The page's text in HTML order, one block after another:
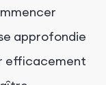
approfondie
efficacement